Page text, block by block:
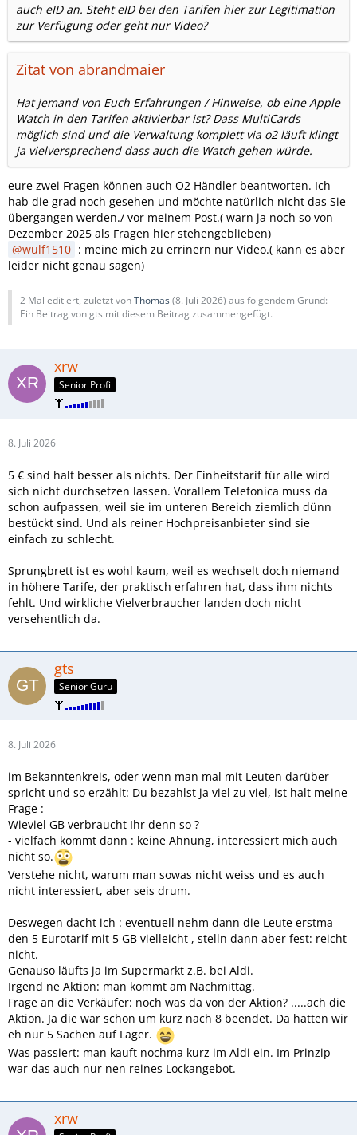
auch eID an. Steht eID bei den Tarifen hier zur Legitimation
zur Verfügung oder geht nur Video?
Zitat von abrandmaier
Hat jemand von Euch Erfahrungen / Hinweise, ob eine Apple
Watch in den Tarifen aktivierbar ist? Dass MultiCards
möglich sind und die Verwaltung komplett via o2 läuft klingt
ja vielversprechend dass auch die Watch gehen würde.
eure zwei Fragen können auch O2 Händler beantworten. Ich
hab die grad noch gesehen und möchte natürlich nicht das Sie
übergangen werden./ vor meinem Post.( warn ja noch so von
Dezember 2025 als Fragen hier stehengeblieben)
wulf1510 : meine mich zu errinern nur Video.( kann es aber
leider nicht genau sagen)
2 Mal editiert, zuletzt vonThomas(8. Juli 2026) aus folgendem Grund:
Ein Beitrag von gts mit diesem Beitrag zusammengefügt.
xrw
Senior Profi
8. Juli 2026
5 € sind halt besser als nichts. Der Einheitstarif für alle wird
sich nicht durchsetzen lassen. Vorallem Telefonica muss da
schon aufpassen, weil sie im unteren Bereich ziemlich dünn
bestückt sind. Und als reiner Hochpreisanbieter sind sie
einfach zu schlecht.
Sprungbrett ist es wohl kaum, weil es wechselt doch niemand
in höhere Tarife, der praktisch erfahren hat, dass ihm nichts
fehlt. Und wirkliche Vielverbraucher landen doch nicht
versehentlich da.
gts
Senior Guru
8. Juli 2026
im Bekanntenkreis, oder wenn man mal mit Leuten darüber
spricht und so erzählt: Du bezahlst ja viel zu viel, ist halt meine
Frage :
Wieviel GB verbraucht Ihr denn so ?
- vielfach kommt dann : keine Ahnung, interessiert mich auch
nicht so.
Verstehe nicht, warum man sowas nicht weiss und es auch
nicht interessiert, aber seis drum.
Deswegen dacht ich : eventuell nehm dann die Leute erstma
den 5 Eurotarif mit 5 GB vielleicht , stelln dann aber fest: reicht
nicht.
Genauso läufts ja im Supermarkt z.B. bei Aldi.
Irgend ne Aktion: man kommt am Nachmittag.
Frage an die Verkäufer: noch was da von der Aktion? .....ach die
Aktion. Ja die war schon um kurz nach 8 beendet. Da hatten wir
eh nur 5 Sachen auf Lager.
Was passiert: man kauft nochma kurz im Aldi ein. Im Prinzip
war das auch nur nen reines Lockangebot.
xrw